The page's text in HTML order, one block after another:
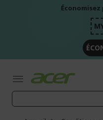
Économisez